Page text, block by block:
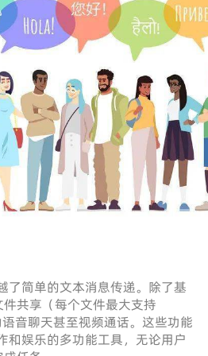
了简单的文本消息传递。除了基
共享（每个文件最大支持
音聊天甚至视频通话。这些功能
和娱乐的多功能工具，无论用户